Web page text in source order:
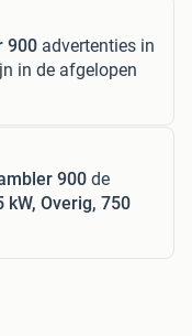
900 advertenties in
in de afgelopen
900 de
kW, Overig, 750